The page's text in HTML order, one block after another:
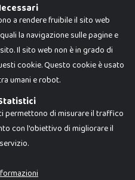
Srl. Ogni riproduzione o utilizzo non
differire da quanto esposto in
a rendere fruibile il sito web
la navigazione sulle pagine e
Il sito web non è in grado di
cookie. Questo cookie è usato
umani e robot.
permettono di misurare il traffico
con l'obiettivo di migliorare il